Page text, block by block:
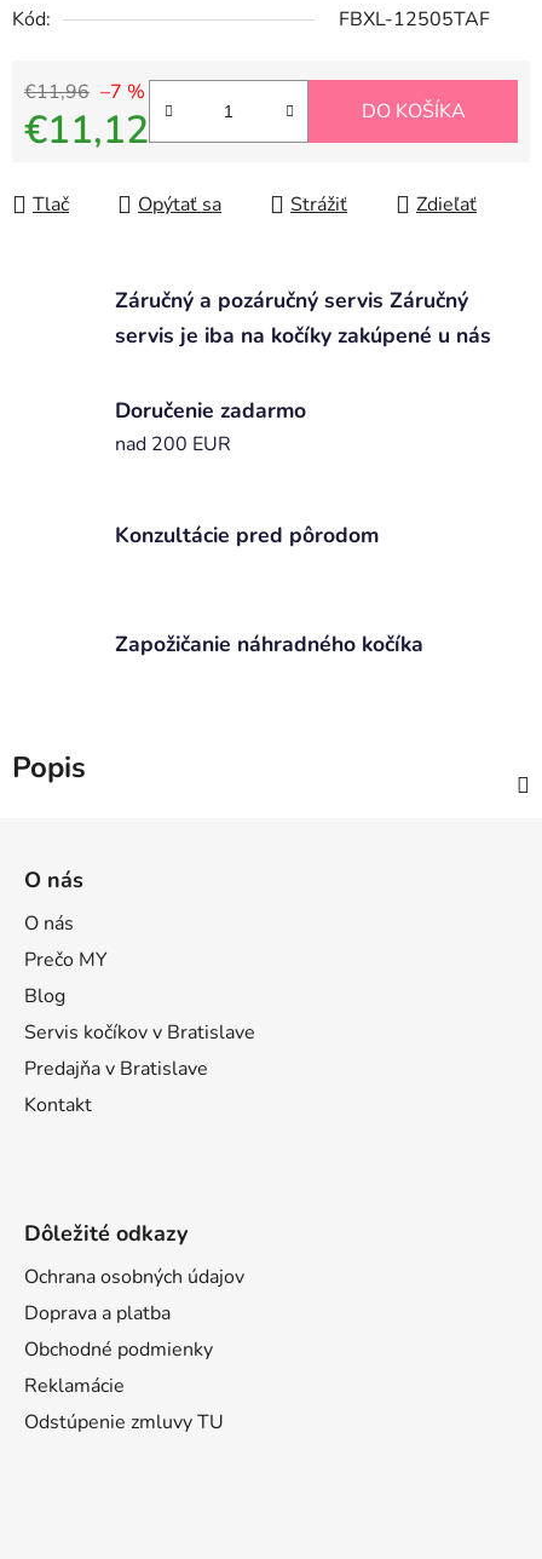
Kód:
FBXL-12505TAF
€11,96 –7 %
€11,12 DO KOŠÍKA
Tlač Opýtať sa Strážiť Zdieľať
Záručný a pozáručný servis Záručný
servis je iba na kočíky zakúpené u nás
Doručenie zadarmo
nad 200 EUR
Konzultácie pred pôrodom
Zapožičanie náhradného kočíka
Popis
O nás
O nás
Prečo MY
Blog
Servis kočíkov v Bratislave
Predajňa v Bratislave
Kontakt
Dôležité odkazy
Ochrana osobných údajov
Doprava a platba
Obchodné podmienky
Reklamácie
Odstúpenie zmluvy TU